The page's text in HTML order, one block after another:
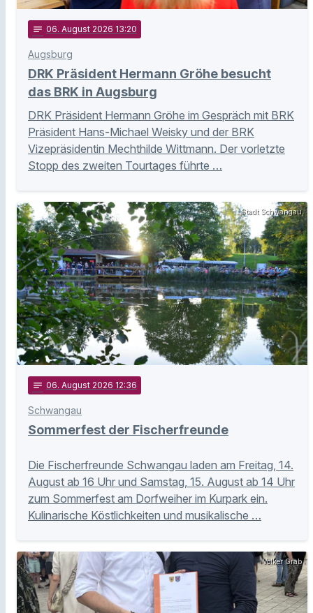
notes 06. August 2026 13:20
Augsburg
DRK Präsident Hermann Gröhe besucht
das BRK in Augsburg
DRK Präsident Hermann Gröhe im Gespräch mit BRK
Präsident Hans-Michael Weisky und der BRK
Vizepräsidentin Mechthilde Wittmann. Der vorletzte
Stopp des zweiten Tourtages führte …
Stadt Schwangau
notes 06. August 2026 12:36
Schwangau
Sommerfest der Fischerfreunde
Die Fischerfreunde Schwangau laden am Freitag, 14.
August ab 16 Uhr und Samstag, 15. August ab 14 Uhr
zum Sommerfest am Dorfweiher im Kurpark ein.
Kulinarische Köstlichkeiten und musikalische …
Volker Grab